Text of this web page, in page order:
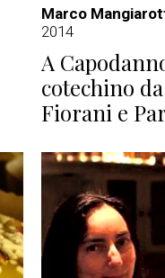
Marco
2014
A
cotechino
Fiorani e